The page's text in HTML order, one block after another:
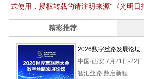
式使用，授权转载的请注明来源“《光明日